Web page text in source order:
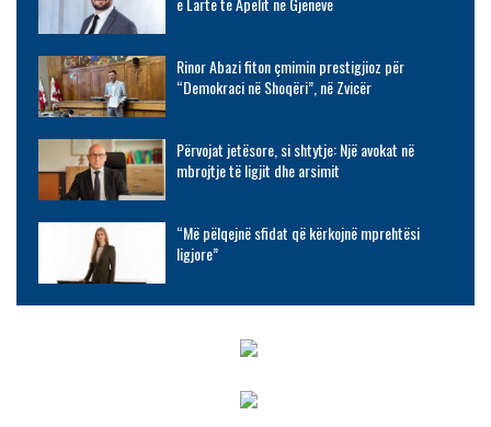
Rinor Abazi fiton çmimin prestigjioz për
“Demokraci në Shoqëri”, në Zvicër
Përvojat jetësore, si shtytje: Një avokat në
mbrojtje të ligjit dhe arsimit
“Më pëlqejnë sfidat që kërkojnë mprehtësi
ligjore”